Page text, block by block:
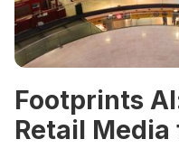
Footprints
Retail Media